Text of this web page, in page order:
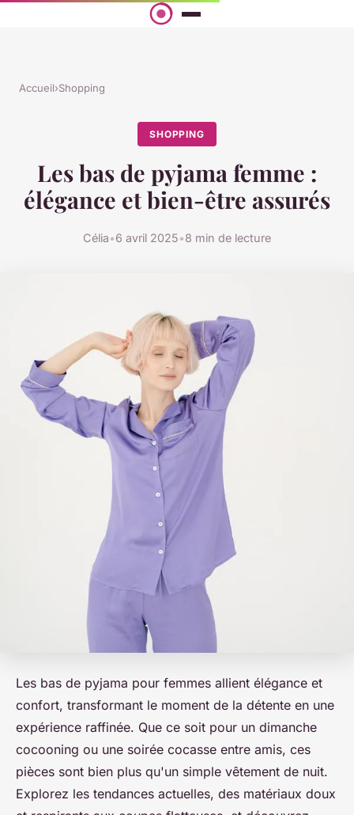
Accueil›Shopping
SHOPPING
Les bas de pyjama femme :
élégance et bien-être assurés
Célia•6 avril 2025•8 min de lecture
Les bas de pyjama pour femmes allient élégance et
confort, transformant le moment de la détente en une
expérience raffinée. Que ce soit pour un dimanche
cocooning ou une soirée cocasse entre amis, ces
pièces sont bien plus qu'un simple vêtement de nuit.
Explorez les tendances actuelles, des matériaux doux